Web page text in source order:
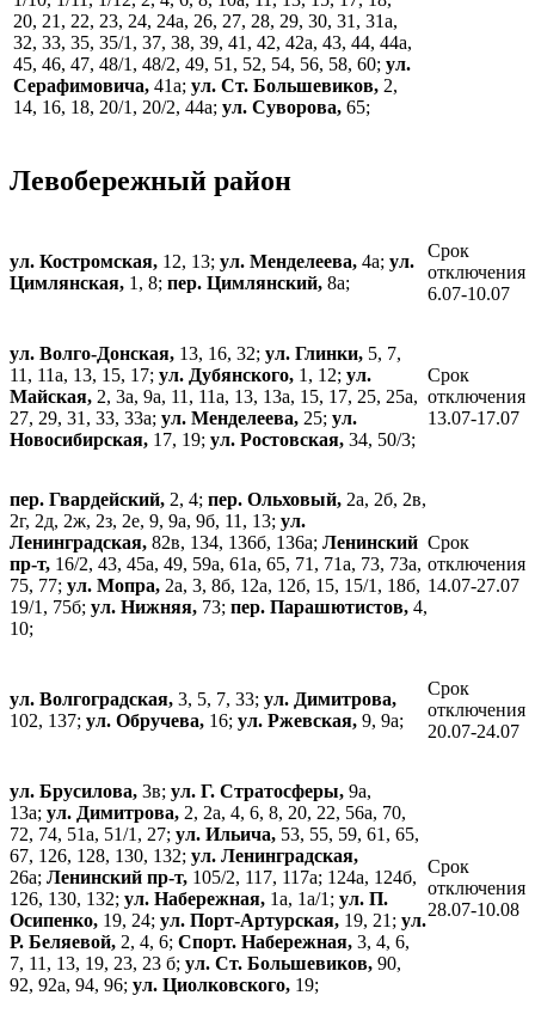
20, 21, 22, 23, 24, 24а, 26, 27, 28, 29, 30, 31, 31а,
32, 33, 35, 35/1, 37, 38, 39, 41, 42, 42а, 43, 44, 44а,
45, 46, 47, 48/1, 48/2, 49, 51, 52, 54, 56, 58, 60; ул.
Серафимовича, 41а; ул. Ст. Большевиков, 2,
14, 16, 18, 20/1, 20/2, 44а; ул. Суворова, 65;
Левобережный район
ул. Костромская, 12, 13; ул. Менделеева, 4а; ул.
Цимлянская, 1, 8; пер. Цимлянский, 8а;
Срок
отключения
6.07-10.07
ул. Волго-Донская, 13, 16, 32; ул. Глинки, 5, 7,
11, 11а, 13, 15, 17; ул. Дубянского, 1, 12; ул.
Майская, 2, 3а, 9а, 11, 11а, 13, 13а, 15, 17, 25, 25а,
27, 29, 31, 33, 33а; ул. Менделеева, 25; ул.
Новосибирская, 17, 19; ул. Ростовская, 34, 50/3;
Срок
отключения
13.07-17.07
пер. Гвардейский, 2, 4; пер. Ольховый, 2а, 2б, 2в,
2г, 2д, 2ж, 2з, 2е, 9, 9а, 9б, 11, 13; ул.
Ленинградская, 82в, 134, 136б, 136а; Ленинский
пр-т, 16/2, 43, 45а, 49, 59а, 61а, 65, 71, 71а, 73, 73а,
75, 77; ул. Мопра, 2а, 3, 8б, 12а, 12б, 15, 15/1, 18б,
19/1, 75б; ул. Нижняя, 73; пер. Парашютистов, 4,
10;
Срок
отключения
14.07-27.07
ул. Волгоградская, 3, 5, 7, 33; ул. Димитрова,
102, 137; ул. Обручева, 16; ул. Ржевская, 9, 9а;
Срок
отключения
20.07-24.07
ул. Брусилова, 3в; ул. Г. Стратосферы, 9а,
13а; ул. Димитрова, 2, 2а, 4, 6, 8, 20, 22, 56а, 70,
72, 74, 51а, 51/1, 27; ул. Ильича, 53, 55, 59, 61, 65,
67, 126, 128, 130, 132; ул. Ленинградская,
26а; Ленинский пр-т, 105/2, 117, 117а; 124а, 124б,
126, 130, 132; ул. Набережная, 1а, 1а/1; ул. П.
Осипенко, 19, 24; ул. Порт-Артурская, 19, 21; ул.
Р. Беляевой, 2, 4, 6; Спорт. Набережная, 3, 4, 6,
7, 11, 13, 19, 23, 23 б; ул. Ст. Большевиков, 90,
92, 92а, 94, 96; ул. Циолковского, 19;
Срок
отключения
28.07-10.08